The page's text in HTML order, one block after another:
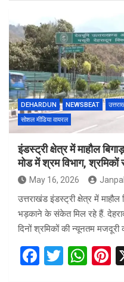
ce
b
o
o
k
er s
A
p
p
t
DEHARDUN NEWSBEAT
सोशल मीडिया वायरल
इंडस्ट्री क्षेत्र में माहौल
मोड में श्रम विभाग,
May 16, 2026
उत्तराखंड इंडस्ट्री क्षेत्र में
भड़काने के संकेत मिल रहे हैं.
दिनों श्रमिकों की न्यूनतम मजदूरी
F
T
W